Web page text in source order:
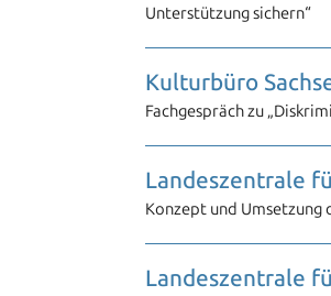
Unterstützung sichern“
Kulturbüro
Fachgespräch zu
Landeszentrale
Konzept und Umsetzung
Landeszentrale